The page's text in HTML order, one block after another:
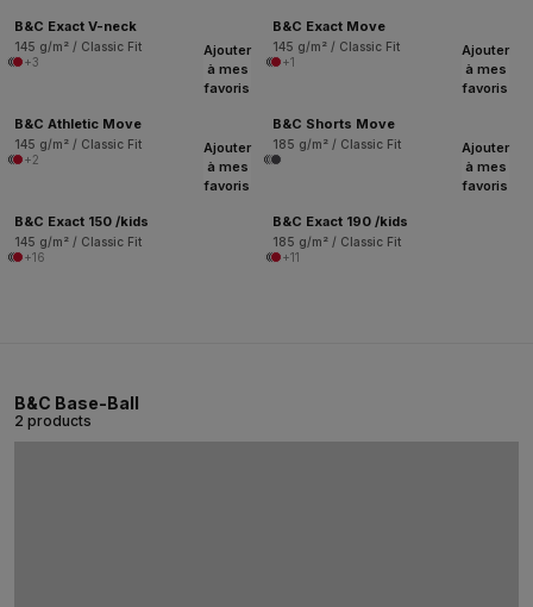
B&C Exact V-neck
145 g/m² / Classic Fit
+3
B&C Exact Move
145 g/m² / Classic Fit
+1
Ajouter
à mes
favoris
B&C Athletic Move
145 g/m² / Classic Fit
+2
Ajouter
à mes
favoris
B&C Shorts Move
185 g/m² / Classic Fit
Ajouter
à mes
favoris
B&C Exact 150 /kids
145 g/m² / Classic Fit
+16
Ajouter
à mes
favoris
B&C Exact 190 /kids
185 g/m² / Classic Fit
+11
B&C Base-Ball
2 products